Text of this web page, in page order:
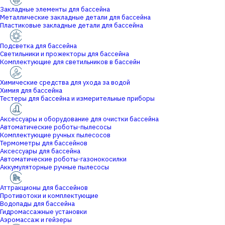
Закладные элементы для бассейна
Металлические закладные детали для бассейна
Пластиковые закладные детали для бассейна
Подсветка для бассейна
Светильники и прожекторы для бассейна
Комплектующие для светильников в бассейн
Химические средства для ухода за водой
Химия для бассейна
Тестеры для бассейна и измерительные приборы
Аксессуары и оборудование для очистки бассейна
Автоматические роботы-пылесосы
Комплектующие ручных пылесосов
Термометры для бассейнов
Аксессуары для бассейна
Автоматические роботы-газонокосилки
Аккумуляторные ручные пылесосы
Аттракционы для бассейнов
Противотоки и комплектующие
Водопады для бассейна
Гидромассажные установки
Аэромассаж и гейзеры